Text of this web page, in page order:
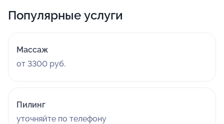
Популярные услуги
Массаж
от 3300 руб.
Пилинг
уточняйте по телефону